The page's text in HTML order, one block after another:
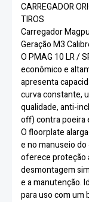
CARREGADOR
TIROS
Carregador
Geração M3
O PMAG 10 LR /
econômico e
apresenta
curva constante,
qualidade, anti-
off) contra poeira
O floorplate
e no manuseio
oferece proteção
desmontagem
e a manutenção.
para uso com um